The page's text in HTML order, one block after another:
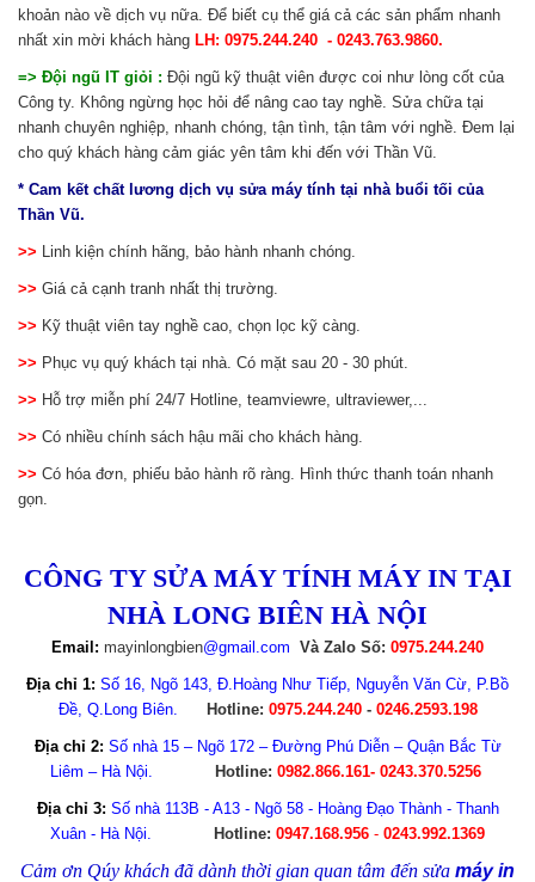
khoản nào về dịch vụ nữa. Để biết cụ thể giá cả các sản phẩm nhanh
nhất xin mời khách hàng LH: 0975.244.240 - 0243.763.9860.
=> Đội ngũ IT giỏi : Đội ngũ kỹ thuật viên được coi như lòng cốt của
Công ty. Không ngừng học hỏi để nâng cao tay nghề. Sửa chữa tại
nhanh chuyên nghiệp, nhanh chóng, tận tình, tận tâm với nghề. Đem lại
cho quý khách hàng cảm giác yên tâm khi đến với Thần Vũ.
* Cam kết chất lương dịch vụ sửa máy tính tại nhà buổi tối của
Thần Vũ.
>> Linh kiện chính hãng, bảo hành nhanh chóng.
>> Giá cả cạnh tranh nhất thị trường.
>> Kỹ thuật viên tay nghề cao, chọn lọc kỹ càng.
>> Phục vụ quý khách tại nhà. Có mặt sau 20 - 30 phút.
>> Hỗ trợ miễn phí 24/7 Hotline, teamviewre, ultraviewer,...
>> Có nhiều chính sách hậu mãi cho khách hàng.
>> Có hóa đơn, phiếu bảo hành rõ ràng. Hình thức thanh toán nhanh
gọn.
CÔNG TY SỬA MÁY TÍNH MÁY IN TẠI
NHÀ LONG BIÊN HÀ NỘI
Email: mayinlongbien@gmail.com Và Zalo Số: 0975.244.240
Địa chỉ 1: Số 16, Ngõ 143, Đ.Hoàng Như Tiếp, Nguyễn Văn Cừ, P.Bồ
Đề, Q.Long Biên.
Hotline: 0975.244.240- 0246.2593.198
Địa chỉ 2: Số nhà 15 – Ngõ 172 – Đường Phú Diễn – Quận Bắc Từ
Liêm – Hà Nội.
Hotline: 0982.866.161- 0243.370.5256
Địa chỉ 3: Số nhà 113B - A13 - Ngõ 58 - Hoàng Đạo Thành - Thanh
Xuân - Hà Nội.
Hotline: 0947.168.956 - 0243.992.1369
Cảm ơn Qúy khách đã dành thời gian quan tâm đến sửa máy in